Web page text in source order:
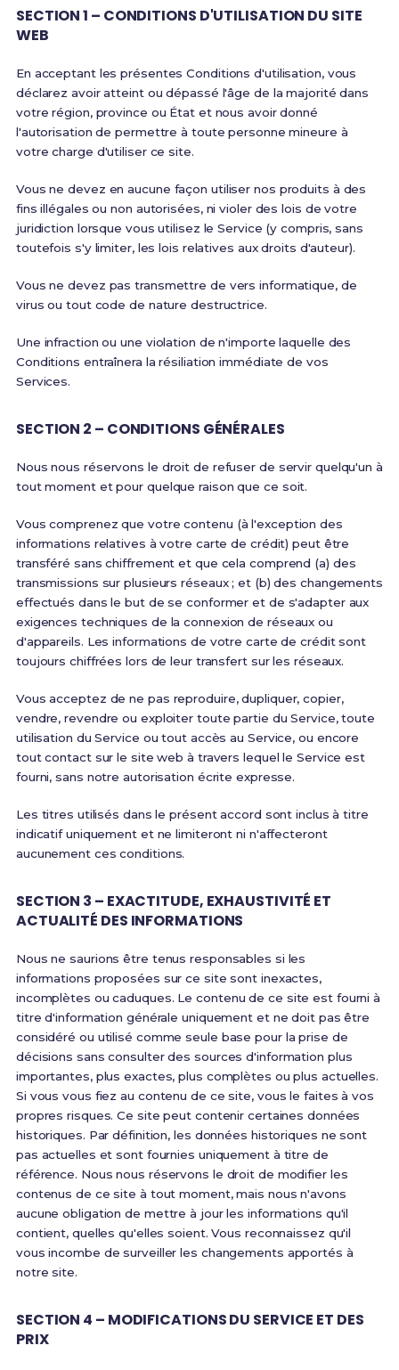
SECTION 1 – CONDITIONS D'UTILISATION DU SITE
WEB
En acceptant les présentes Conditions d'utilisation, vous
déclarez avoir atteint ou dépassé l'âge de la majorité dans
votre région, province ou État et nous avoir donné
l'autorisation de permettre à toute personne mineure à
votre charge d'utiliser ce site.
Vous ne devez en aucune façon utiliser nos produits à des
fins illégales ou non autorisées, ni violer des lois de votre
juridiction lorsque vous utilisez le Service (y compris, sans
toutefois s'y limiter, les lois relatives aux droits d'auteur).
Vous ne devez pas transmettre de vers informatique, de
virus ou tout code de nature destructrice.
Une infraction ou une violation de n'importe laquelle des
Conditions entraînera la résiliation immédiate de vos
Services.
SECTION 2 – CONDITIONS GÉNÉRALES
Nous nous réservons le droit de refuser de servir quelqu'un à
tout moment et pour quelque raison que ce soit.
Vous comprenez que votre contenu (à l'exception des
informations relatives à votre carte de crédit) peut être
transféré sans chiffrement et que cela comprend (a) des
transmissions sur plusieurs réseaux ; et (b) des changements
effectués dans le but de se conformer et de s'adapter aux
exigences techniques de la connexion de réseaux ou
d'appareils. Les informations de votre carte de crédit sont
toujours chiffrées lors de leur transfert sur les réseaux.
Vous acceptez de ne pas reproduire, dupliquer, copier,
vendre, revendre ou exploiter toute partie du Service, toute
utilisation du Service ou tout accès au Service, ou encore
tout contact sur le site web à travers lequel le Service est
fourni, sans notre autorisation écrite expresse.
Les titres utilisés dans le présent accord sont inclus à titre
indicatif uniquement et ne limiteront ni n'affecteront
aucunement ces conditions.
SECTION 3 – EXACTITUDE, EXHAUSTIVITÉ ET
ACTUALITÉ DES INFORMATIONS
Nous ne saurions être tenus responsables si les
informations proposées sur ce site sont inexactes,
incomplètes ou caduques. Le contenu de ce site est fourni à
titre d'information générale uniquement et ne doit pas être
considéré ou utilisé comme seule base pour la prise de
décisions sans consulter des sources d'information plus
importantes, plus exactes, plus complètes ou plus actuelles.
Si vous vous fiez au contenu de ce site, vous le faites à vos
propres risques. Ce site peut contenir certaines données
historiques. Par définition, les données historiques ne sont
pas actuelles et sont fournies uniquement à titre de
référence. Nous nous réservons le droit de modifier les
contenus de ce site à tout moment, mais nous n'avons
aucune obligation de mettre à jour les informations qu'il
contient, quelles qu'elles soient. Vous reconnaissez qu'il
vous incombe de surveiller les changements apportés à
notre site.
SECTION 4 – MODIFICATIONS DU SERVICE ET DES
PRIX